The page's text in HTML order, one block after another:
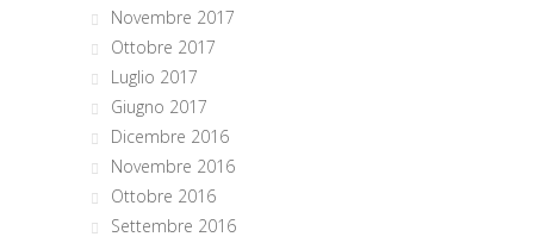
Novembre 2017
Ottobre 2017
Luglio 2017
Giugno 2017
Dicembre 2016
Novembre 2016
Ottobre 2016
Settembre 2016